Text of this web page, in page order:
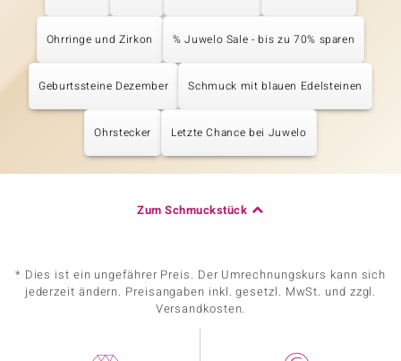
Ohrringe und Zirkon % Juwelo Sale - bis zu 70% sparen
Geburtssteine Dezember Schmuck mit blauen Edelsteinen
Ohrstecker Letzte Chance bei Juwelo
Zum Schmuckstück
* Dies ist ein ungefährer Preis. Der Umrechnungskurs kann sich
jederzeit ändern. Preisangaben inkl. gesetzl. MwSt. und zzgl.
Versandkosten.